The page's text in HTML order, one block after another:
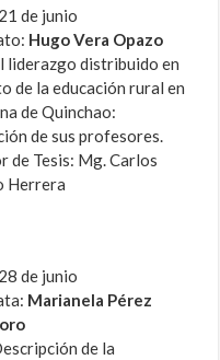
de junio
Hugo Vera Opazo
liderazgo distribuido en
de la educación rural en
de Quinchao:
de sus profesores.
de Tesis: Mg. Carlos
Herrera
de junio
Marianela Pérez
de la